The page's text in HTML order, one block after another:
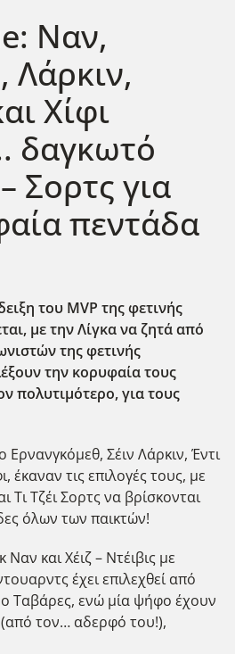
Ναν,
Λάρκιν,
Χίφι
δαγκωτό
Σορτς για
πεντάδα
του MVP της φετινής
με την Λίγκα να ζητά από
της φετινής
την κορυφαία τους
πολυτιμότερο, για τους
Σέιν Λάρκιν, Έντι
έκαναν τις επιλογές τους, με
Τι Τζέι Σορτς να βρίσκονται
όλων των παικτών!
και Χέιζ – Ντέιβις με
έχει επιλεχθεί από
Ταβάρες, ενώ μία ψήφο έχουν
(από τον… αδερφό του!),